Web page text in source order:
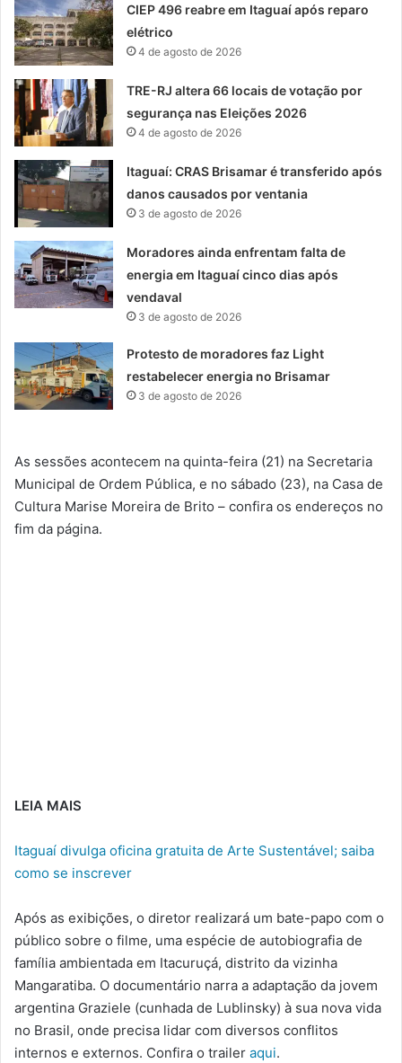
CIEP 496 reabre em Itaguaí após reparo
elétrico
4 de agosto de 2026
TRE-RJ altera 66 locais de votação por
segurança nas Eleições 2026
4 de agosto de 2026
Itaguaí: CRAS Brisamar é transferido após
danos causados por ventania
3 de agosto de 2026
Moradores ainda enfrentam falta de
energia em Itaguaí cinco dias após
vendaval
3 de agosto de 2026
Protesto de moradores faz Light
restabelecer energia no Brisamar
3 de agosto de 2026
As sessões acontecem na quinta-feira (21) na Secretaria
Municipal de Ordem Pública, e no sábado (23), na Casa de
Cultura Marise Moreira de Brito – confira os endereços no
fim da página.
LEIA MAIS
Itaguaí divulga oficina gratuita de Arte Sustentável; saiba
como se inscrever
Após as exibições, o diretor realizará um bate-papo com o
público sobre o filme, uma espécie de autobiografia de
família ambientada em Itacuruçá, distrito da vizinha
Mangaratiba. O documentário narra a adaptação da jovem
argentina Graziele (cunhada de Lublinsky) à sua nova vida
no Brasil, onde precisa lidar com diversos conflitos
internos e externos. Confira o trailer aqui.